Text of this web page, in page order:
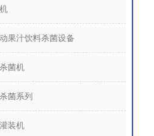
果汁饮料杀菌设备
菌机
菌系列
装机